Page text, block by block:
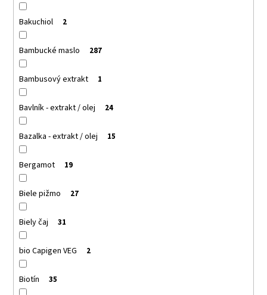
Bakuchiol 2
Bambucké maslo 287
Bambusový extrakt 1
Bavlník - extrakt / olej 24
Bazalka - extrakt / olej 15
Bergamot 19
Biele pižmo 27
Biely čaj 31
bio Capigen VEG 2
Biotín 35